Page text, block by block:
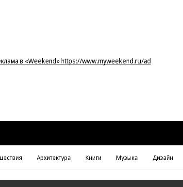
в «Weekend» https://www.myweekend.ru/ad
Архитектура Книги Музыка Дизайн